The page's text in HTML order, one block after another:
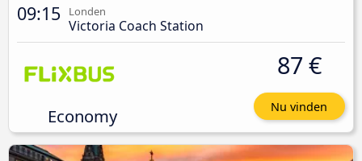
09:15 Londen
Victoria Coach Station
Economy
87 €
Nu vinden